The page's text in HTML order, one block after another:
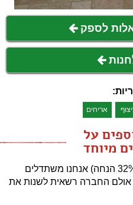
לספק
אריחים
על
מיוחד
אנחנו משתדלים
אולם החברה רשאית לשנות את